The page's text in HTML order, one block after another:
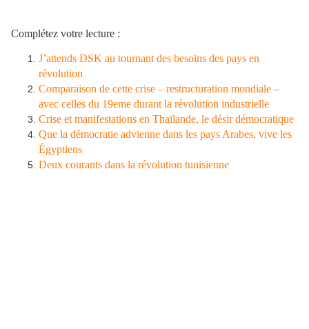
Complétez votre lecture :
J’attends DSK au tournant des besoins des pays en
révolution
Comparaison de cette crise – restructuration mondiale –
avec celles du 19eme durant la révolution industrielle
Crise et manifestations en Thaïlande, le désir démocratique
Que la démocratie advienne dans les pays Arabes, vive les
Égyptiens
Deux courants dans la révolution tunisienne